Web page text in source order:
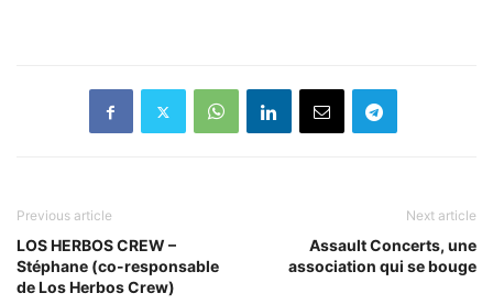
Previous article
LOS HERBOS CREW –
Stéphane (co-responsable
de Los Herbos Crew)
Next article
Assault Concerts, une
association qui se bouge